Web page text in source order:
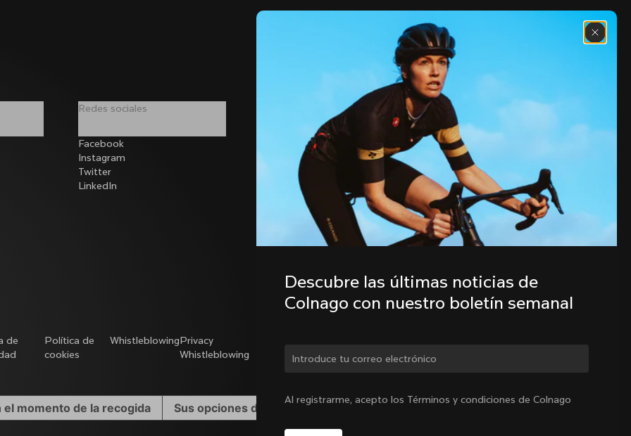
Redes sociales
Facebook
Instagram
Twitter
LinkedIn
Descubre las últimas noticias de la
familia Colnago con nuestro boletín
semanal
de
Política de
cookies
WhistleblowingPrivacy
Whistleblowing
¿Cambiar de país?
el momento de la recogida Sus opciones de privacidad
Descubre las últimas noticias de
Colnago con nuestro boletín semanal
Al registrarme, acepto los Términos y condiciones de Colnago